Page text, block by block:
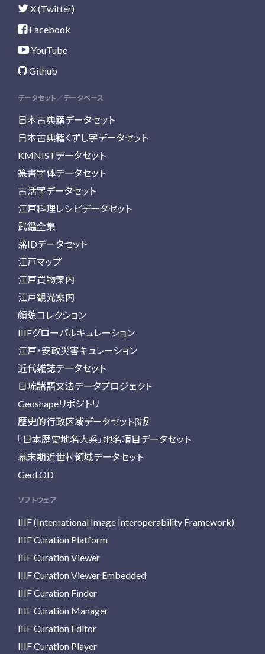
X (Twitter)
Facebook
YouTube
Github
データセット／データベース
日本古典籍データセット
日本古典籍くずし字データセット
KMNISTデータセット
篆書字体データセット
古活字データセット
江戸料理レシピデータセット
武鑑全集
藩IDデータセット
江戸マップ
江戸買物案内
江戸観光案内
顔貌コレクション
IIIFグローバルキュレーション
江戸・安政災害キュレーション
近代雑誌データセット
日琉諸語文法データプロジェクト
Geoshapeリポジトリ
歴史的行政区域データセットβ版
『日本歴史地名大系』地名項目データセット
幕末期近世村領域データセット
GeoLOD
ソフトウェア
IIIF (International Image Interoperability Framework)
IIIF Curation Platform
IIIF Curation Viewer
IIIF Curation Viewer Embedded
IIIF Curation Finder
IIIF Curation Manager
IIIF Curation Editor
IIIF Curation Player